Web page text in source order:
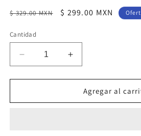
Precio
$ 329.00 MXN
Precio
$ 299.00 MXN
Cantidad
Reducir
cantidad
para
Rallador
Aumentar
cantidad
para
Cortador
Rallador
Agregar al